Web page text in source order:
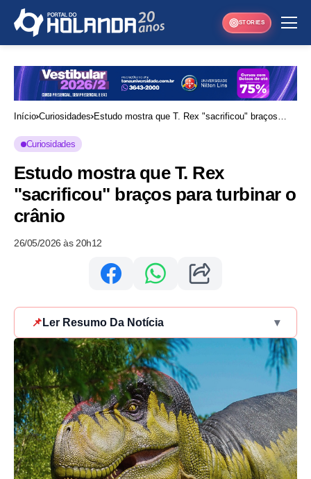
STORIES
Início Curiosidades Estudo mostra que T. Rex "sacrificou" braços
Curiosidades
Estudo mostra que T. Rex
"sacrificou" braços para turbinar o
crânio
26/05/2026 às 20h12
📌 Ler Resumo Da Notícia ▾